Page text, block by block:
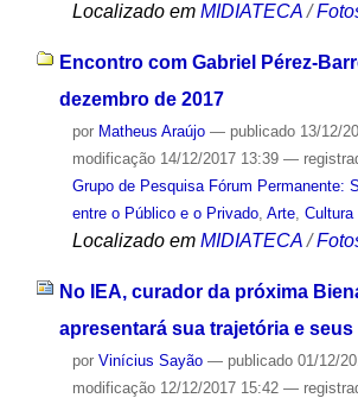
Localizado em MIDIATECA /
Encontro com Gabriel Pérez-
dezembro de 2017
por Matheus Araújo — publicado13/12/
modificação14/12/2017 13:39 —
Grupo de Pesquisa Fórum Permanente:
entre o Público e o Privado, Arte, Cultura
Localizado em MIDIATECA /
No IEA, curador da próxima
apresentará sua trajetória e
por Vinícius Sayão — publicado01/12/
modificação12/12/2017 15:42 —